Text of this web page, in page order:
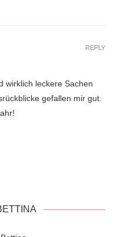
wirklich leckere Sachen
gefallen mir gut.
REPLY